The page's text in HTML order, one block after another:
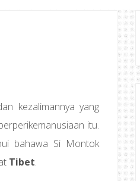
kezalimannya yang
itu.
bahawa Si Montok
Tibet.